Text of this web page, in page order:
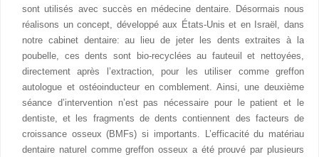
sont utilisés avec succès en médecine dentaire. Désormais nous
réalisons un concept, développé aux États-Unis et en Israël, dans
notre cabinet dentaire: au lieu de jeter les dents extraites à la
poubelle, ces dents sont bio-recyclées au fauteuil et nettoyées,
directement après l’extraction, pour les utiliser comme greffon
autologue et ostéoinducteur en comblement. Ainsi, une deuxième
séance d’intervention n’est pas nécessaire pour le patient et le
dentiste, et les fragments de dents contiennent des facteurs de
croissance osseux (BMFs) si importants. L’efficacité du matériau
dentaire naturel comme greffon osseux a été prouvé par plusieurs